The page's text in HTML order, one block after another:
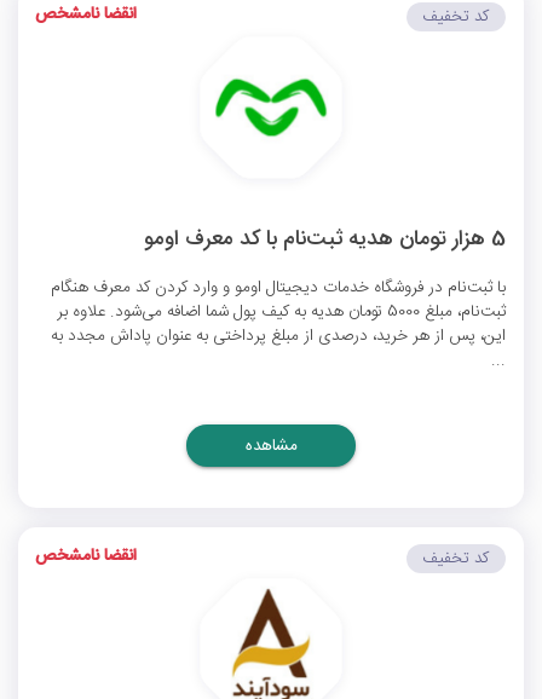
5 هزار تومان هدیه ثبت‌نام با کد معرف اومو
با ثبت‌نام در فروشگاه خدمات دیجیتال اومو و وارد کردن کد معرف هنگام
ثبت‌نام، مبلغ 5000 تومان هدیه به کیف پول شما اضافه می‌شود. علاوه بر
این، پس از هر خرید، درصدی از مبلغ پرداختی به عنوان پاداش مجدد به
...
کد تخفیف انقضا نامشخص
مشاهده
کد تخفیف انقضا نامشخص